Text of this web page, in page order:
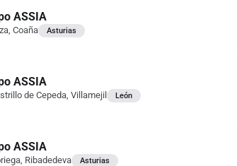
ASSIA
Coaña Asturias
ASSIA
de Cepeda, Villamejil León
ASSIA
Ribadedeva Asturias